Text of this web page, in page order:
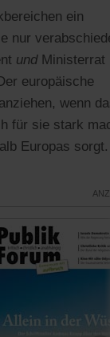
ein
nur
undMinisterrat
europäische
wenn
für sie stark
Europas sorgt.